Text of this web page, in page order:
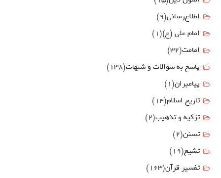
اطلاع‌رسانی(9)
امام علي (ع)(1)
امامت(32)
پاسخ به سوالات و شبهات(138)
پیامبران(1)
تاریخ اسلام(14)
تزکیه و تذهیب(2)
تسنن(2)
تشیع(19)
تفسیر قرآن(163)